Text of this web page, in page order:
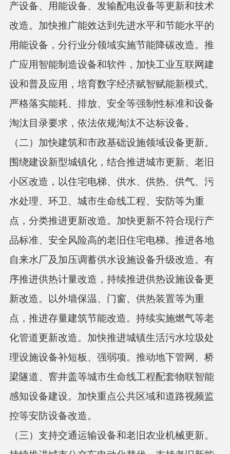
产设备、用能设备、发输配电设备等更新和技术
改造。加快推广能效达到先进水平和节能水平的
用能设备，分行业分领域实施节能降碳改造。推
广应用智能制造设备和软件，加快工业互联网建
设和普及应用，培育数字经济赋智赋能新模式。
严格落实能耗、排放、安全等强制性标准和设备
淘汰目录要求，依法依规淘汰不达标设备。
（二）加快建筑和市政基础设施领域设备更新。
围绕建设新型城镇化，结合推进城市更新、老旧
小区改造，以住宅电梯、供水、供热、供气、污
水处理、环卫、城市生命线工程、安防等为重
点，分类推进更新改造。加快更新不符合现行产
品标准、安全风险高的老旧住宅电梯。推进各地
自来水厂及加压调蓄供水设施设备升级改造。有
序推进供热计量改造，持续推进供热设施设备更
新改造。以外墙保温、门窗、供热装置等为重
点，推进存量建筑节能改造。持续实施燃气等老
化管道更新改造。加快推进城镇生活污水垃圾处
理设施设备补短板、强弱项。推动地下管网、桥
梁隧道、窨井盖等城市生命线工程配套物联智能
感知设备建设。加快重点公共区域和道路视频监
控等安防设备改造。
（三）支持交通运输设备和老旧农业机械更新。